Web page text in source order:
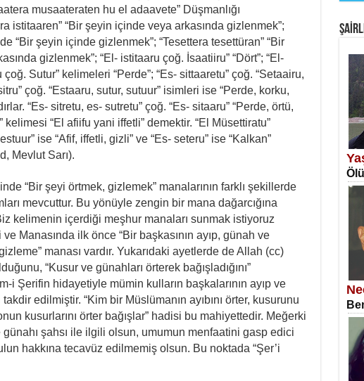
musaateraten hu el adaavete” Düşmanlığı
istitaaren” “Bir şeyin içinde veya arkasında gizlenmek”;
“Bir şeyin içinde gizlenmek”; “Tesettera tesettüran” “Bir
gizlenmek”; “El- istitaaru çoğ. İsaatiiru” “Dört”; “El-
çoğ. Sutur” kelimeleri “Perde”; “Es- sittaaretu” çoğ. “Setaairu,
çoğ. “Estaaru, sutur, sutuur” isimleri ise “Perde, korku,
“Es- sitretu, es- sutretu” çoğ. “Es- sitaaru” “Perde, örtü,
kelimesi “El afiifu yani iffetli” demektir. “El Müsettiratu”
ise “Afif, iffetli, gizli” ve “Es- seteru” ise “Kalkan”
Mevlut Sarı).
“Bir şeyi örtmek, gizlemek” manalarının farklı şekillerde
mevcuttur. Bu yönüyle zengin bir mana dağarcığına
kelimenin içerdiği meşhur manaları sunmak istiyoruz
Manasında ilk önce “Bir başkasının ayıp, günah ve
manası vardır. Yukarıdaki ayetlerde de Allah (cc)
“Kusur ve günahları örterek bağışladığını”
i Şerifin hidayetiyle mümin kulların başkalarının ayıp ve
edilmiştir. “Kim bir Müslümanın ayıbını örter, kusurunu
kusurlarını örter bağışlar” hadisi bu mahiyettedir. Meğerki
günahı şahsı ile ilgili olsun, umumun menfaatini gasp edici
hakkına tecavüz edilmemiş olsun. Bu noktada “Şer’i